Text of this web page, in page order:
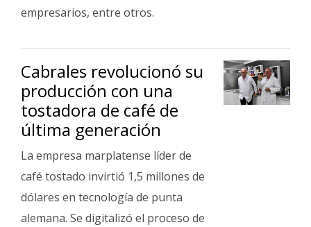
empresarios, entre otros.
Cabrales revolucionó su
producción con una
tostadora de café de
última generación
La empresa marplatense líder de
café tostado invirtió 1,5 millones de
dólares en tecnología de punta
alemana. Se digitalizó el proceso de